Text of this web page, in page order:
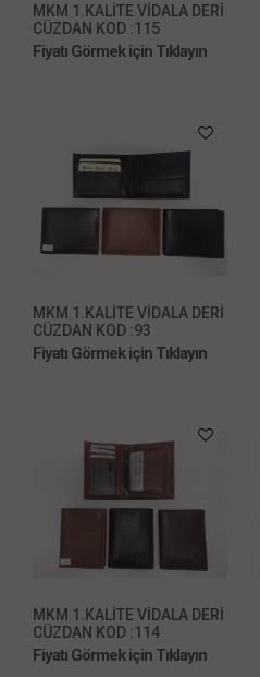
MKM 1.KALİTE VİDALA DERİ
CÜZDAN KOD :115
Fiyatı Görmek için Tıklayın
MKM 1.KALİTE VİDALA DERİ
CÜZDAN KOD :93
Fiyatı Görmek için Tıklayın
MKM 1.KALİTE VİDALA DERİ
CÜZDAN KOD :114
Fiyatı Görmek için Tıklayın